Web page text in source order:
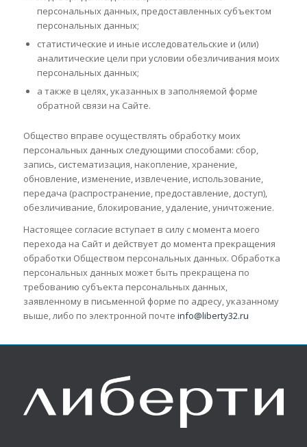
персональных данных, предоставленных субъектом
персональных данных;
статистические и иные исследовательские и (или)
аналитические цели при условии обезличивания моих
персональных данных;
а также в целях, указанных в заполняемой форме
обратной связи на Сайте.
Общество вправе осуществлять обработку моих
персональных данных следующими способами: сбор,
запись, систематизация, накопление, хранение,
обновление, изменение, извлечение, использование,
передача (распространение, предоставление, доступ),
обезличивание, блокирование, удаление, уничтожение.
Настоящее согласие вступает в силу с момента моего
перехода на Сайт и действует до момента прекращения
обработки Обществом персональных данных. Обработка
персональных данных может быть прекращена по
требованию субъекта персональных данных,
заявленному в письменной форме по адресу, указанному
выше, либо по электронной почте info@liberty32.ru